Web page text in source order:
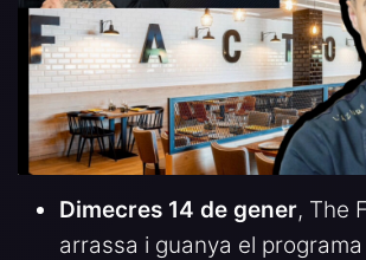
Dimecres 14 de gener, The
arrassa i guanya el programa